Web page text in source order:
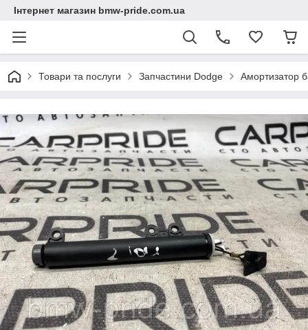
Інтернет магазин bmw-pride.com.ua
Товари та послуги Запчастини Dodge Амортизатор